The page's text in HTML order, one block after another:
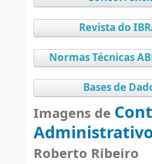
Revista do
Normas Técnicas
Bases de
Imagens de
Roberto Ribeiro